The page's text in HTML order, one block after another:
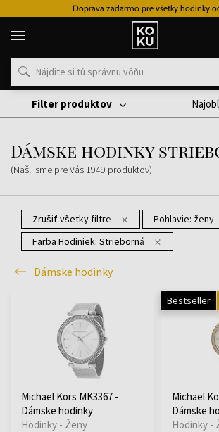
Doprava zadarmo pre všetky hodinky
Originálne
parfémy
hodinky
na
mieste
Hodinky
Dámske Hodinky Dámske
Dámske hodinky
(Našli sme pre Vás 1949 produktov)
Zrušiť všetky filtre Pohlavie: ženy
Farba Hodiniek: Strieborná
Dámske hodinky
Filter produktov
Michael Kors MK3367 -
Dámske hodinky
Hodinky - Ženy
Bestseller
Michael
Dámske
Hodinky -